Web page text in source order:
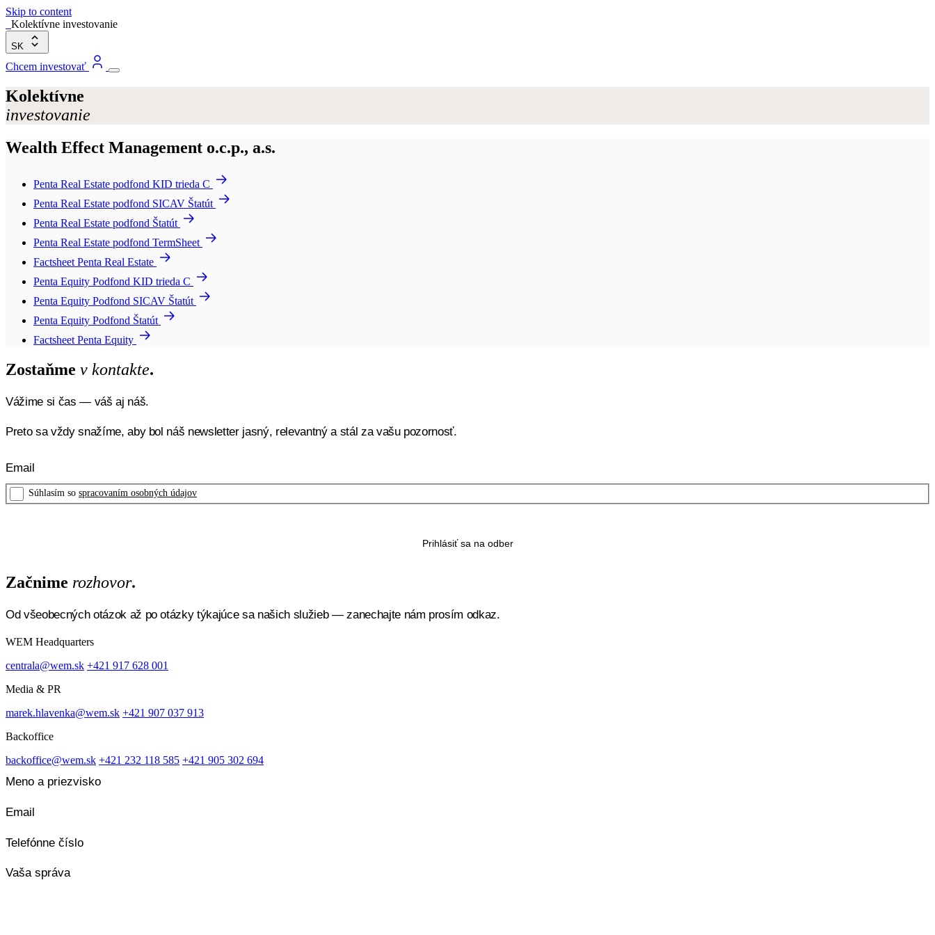
Skip to content
Kolektívne investovanie
SK
Chcem investovať
Kolektívne
investovanie
Wealth Effect Management o.c.p., a.s.
Penta Real Estate podfond KID trieda C
Penta Real Estate podfond SICAV Štatút
Penta Real Estate podfond Štatút
Penta Real Estate podfond TermSheet
Factsheet Penta Real Estate
Penta Equity Podfond KID trieda C
Penta Equity Podfond SICAV Štatút
Penta Equity Podfond Štatút
Factsheet Penta Equity
Zostaňme v kontakte.
Vážime si čas — váš aj náš.
Preto sa vždy snažíme, aby bol náš newsletter jasný, relevantný a stál za vašu pozornosť.
Súhlasím so spracovaním osobných údajov
Začnime rozhovor.
Od všeobecných otázok až po otázky týkajúce sa našich služieb — zanechajte nám prosím odkaz.
WEM Headquarters
centrala@wem.sk +421 917 628 001
Media & PR
marek.hlavenka@wem.sk +421 907 037 913
Backoffice
backoffice@wem.sk +421 232 118 585 +421 905 302 694